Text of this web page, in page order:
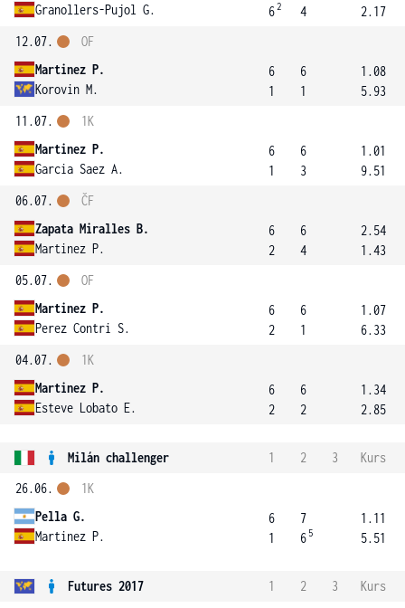
Granollers-Pujol G.
62
4
2.17
12.07.
Martinez P.
Korovin M.
OF
6
1
6
1
1.08
5.93
11.07.
Martinez P.
Garcia Saez A.
1K
6
1
6
3
1.01
9.51
06.07.
Zapata Miralles B.
Martinez P.
ČF
6
2
6
4
2.54
1.43
05.07.
Martinez P.
Perez Contri S.
OF
6
2
6
1
1.07
6.33
04.07.
Martinez P.
Esteve Lobato E.
1K
6
2
6
2
1.34
2.85
Milán challenger 1 2 3
Kurs
26.06.
Pella G.
Martinez P.
1K
6
1
7
6 5
1.11
5.51
Futures 2017 1 2 3
Kurs